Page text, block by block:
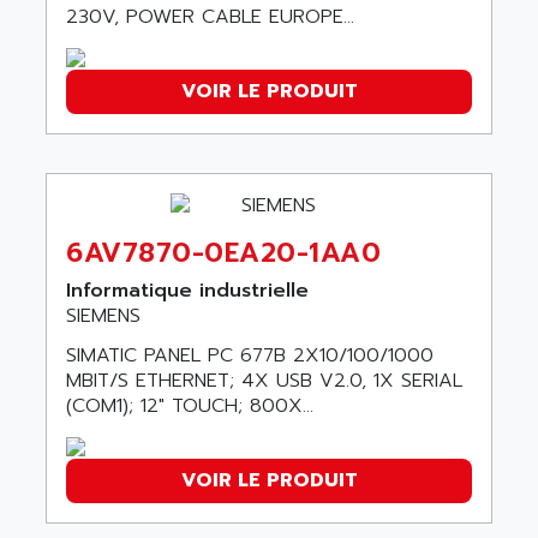
8200-SERIES
SERIE 9000
SIMATIC ET200
SERVOPACK
UNIDRIVE
DIGIDRIVE SE
VERITRON
PANELVIEW
AXUMERIK
PROVIT
SIMATIC MP
MINI MAESTRO
ALCATEL-LUCENT
ALES
ALFA PROGETTI
ALFA ROMEO
ALFA-LAVAL
ALFASISTEL
ALFATRONIX
ALFONS HAAR
ALICAT SCIENTIFIC
ALIZEA
ALL TERMINALS
ALLEGRO MICROSYSTEMS
ALLEN
230V, POWER CABLE EUROPE...
VOIR LE PRODUIT
6AV7870-0EA20-1AA0
Informatique industrielle
SIEMENS
SIMATIC PANEL PC 677B 2X10/100/1000
MBIT/S ETHERNET; 4X USB V2.0, 1X SERIAL
(COM1); 12" TOUCH; 800X...
VOIR LE PRODUIT